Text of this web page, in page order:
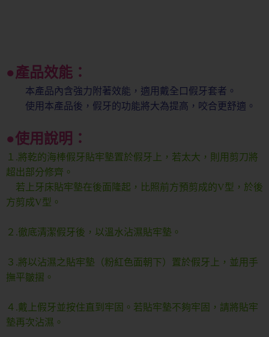
●產品效能：
本產品內含強力附著效能，適用戴全口假牙套者。
使用本產品後，假牙的功能將大為提高，咬合更舒適。
●使用說明：
１.將乾的海棒假牙貼牢墊置於假牙上，若太大，則用剪刀將
超出部分修齊。
若上牙床貼牢墊在後面隆起，比照前方預剪成的V型，於後
方剪成V型。
２.徹底清潔假牙後，以溫水沾濕貼牢墊。
３.將以沾濕之貼牢墊（粉紅色面朝下）置於假牙上，並用手
撫平皺摺。
４.戴上假牙並按住直到牢固。若貼牢墊不夠牢固，請將貼牢
墊再次沾濕。